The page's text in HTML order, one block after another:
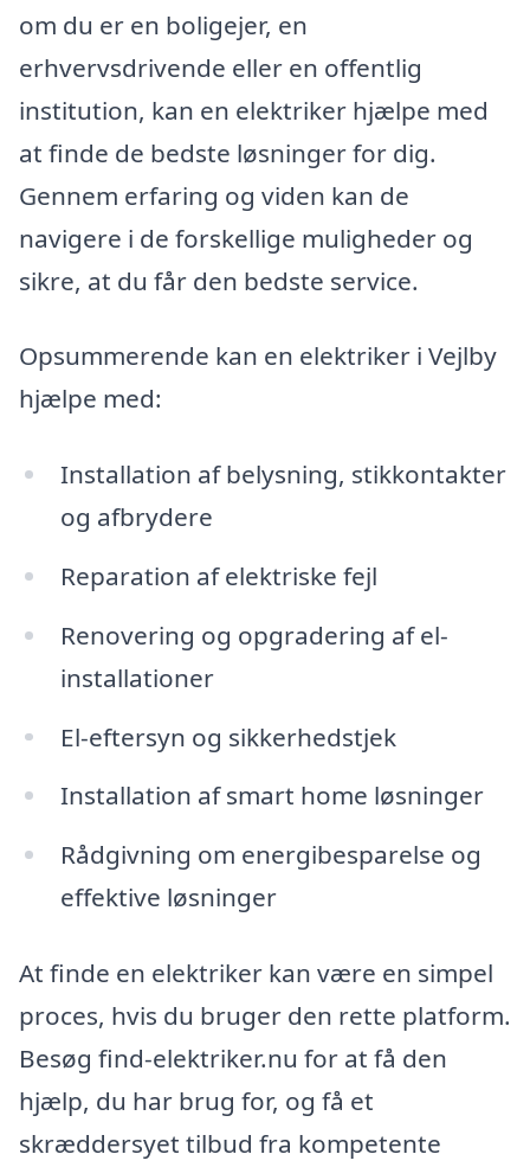
om du er en boligejer, en
erhvervsdrivende eller en offentlig
institution, kan en elektriker hjælpe med
at finde de bedste løsninger for dig.
Gennem erfaring og viden kan de
navigere i de forskellige muligheder og
sikre, at du får den bedste service.
Opsummerende kan en elektriker i Vejlby
hjælpe med:
Installation af belysning, stikkontakter
og afbrydere
Reparation af elektriske fejl
Renovering og opgradering af el-
installationer
El-eftersyn og sikkerhedstjek
Installation af smart home løsninger
Rådgivning om energibesparelse og
effektive løsninger
At finde en elektriker kan være en simpel
proces, hvis du bruger den rette platform.
Besøg find-elektriker.nu for at få den
hjælp, du har brug for, og få et
skræddersyet tilbud fra kompetente